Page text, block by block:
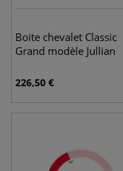
Boite chevalet Classic
Grand modèle Jullian
226,50 €